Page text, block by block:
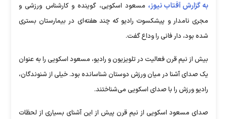
به گزارش آفتاب نیوز، مسعود اسکویی، گوینده و کارشناس ورزشی و
مجری نامدار و پیشکسوت رادیو که چند هفته‌ای در بیمارستان بستری
شده بود، دار فانی را وداع گفت.
بیش از نیم قرن فعالیت در تلویزیون و رادیو، مسعود اسکویی را به عنوان
یک صدای آشنا در میان ورزش دوستان شناسانده بود. خیلی از شنوندگان،
رادیو ورزش را با صدای اسکویی می‌شناختند.
صدای مسعود اسکویی از نیم قرن پیش از این آشنای بسیاری از لحظات